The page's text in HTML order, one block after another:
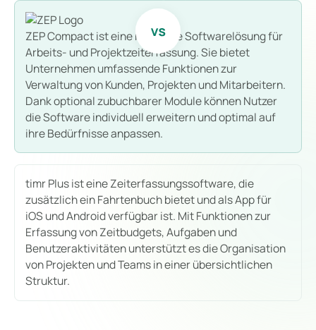
ZEP Compact ist eine modulare Softwarelösung für
Arbeits- und Projektzeiterfassung. Sie bietet
Unternehmen umfassende Funktionen zur
Verwaltung von Kunden, Projekten und Mitarbeitern.
Dank optional zubuchbarer Module können Nutzer
die Software individuell erweitern und optimal auf
ihre Bedürfnisse anpassen.
timr Plus ist eine Zeiterfassungssoftware, die
zusätzlich ein Fahrtenbuch bietet und als App für
iOS und Android verfügbar ist. Mit Funktionen zur
Erfassung von Zeitbudgets, Aufgaben und
Benutzeraktivitäten unterstützt es die Organisation
von Projekten und Teams in einer übersichtlichen
Struktur.